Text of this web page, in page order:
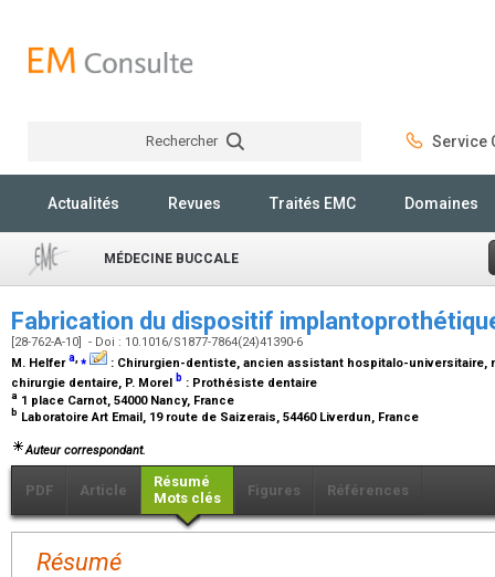
Rechercher Service
Actualités Revues Traités EMC Domaines
MÉDECINE BUCCALE
Fabrication du dispositif
[28-762-A-10] - Doi : 10.1016/S1877-7864(24)41390-6
M. Helfera,⁎ : Chirurgien-dentiste, ancien assistant hospitalo-universitaire,
chirurgie dentaire, P. Morel b : Prothésiste dentaire
a 1 place Carnot, 54000 Nancy, France
b Laboratoire Art Email, 19 route de Saizerais, 54460 Liverdun, France
Auteur correspondant.
PDF Article
Résumé
Mots clés
Figures Références
Résumé